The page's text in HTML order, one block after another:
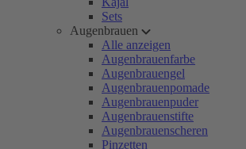
Sets
Augenbrauen
Alle anzeigen
Augenbrauenfarbe
Augenbrauengel
Augenbrauenpomade
Augenbrauenpuder
Augenbrauenstifte
Augenbrauenscheren
Pinzetten